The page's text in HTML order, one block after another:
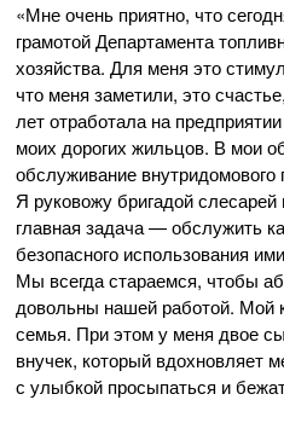
«Мне очень приятно, что
грамотой Департамента
хозяйства. Для меня это
что меня заметили, это
лет отработала на
моих дорогих жильцов. В мои
обслуживание внутридомового
Я руковожу бригадой
главная задача — обслужить
безопасного использования
Мы всегда стараемся, чтобы
довольны нашей работой. Мой
семья. При этом у меня двое
внучек, который вдохновляет
с улыбкой просыпаться и